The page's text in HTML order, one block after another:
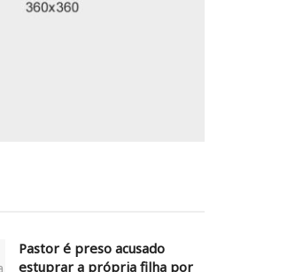
Pastor é preso acusado
estuprar a própria filha por